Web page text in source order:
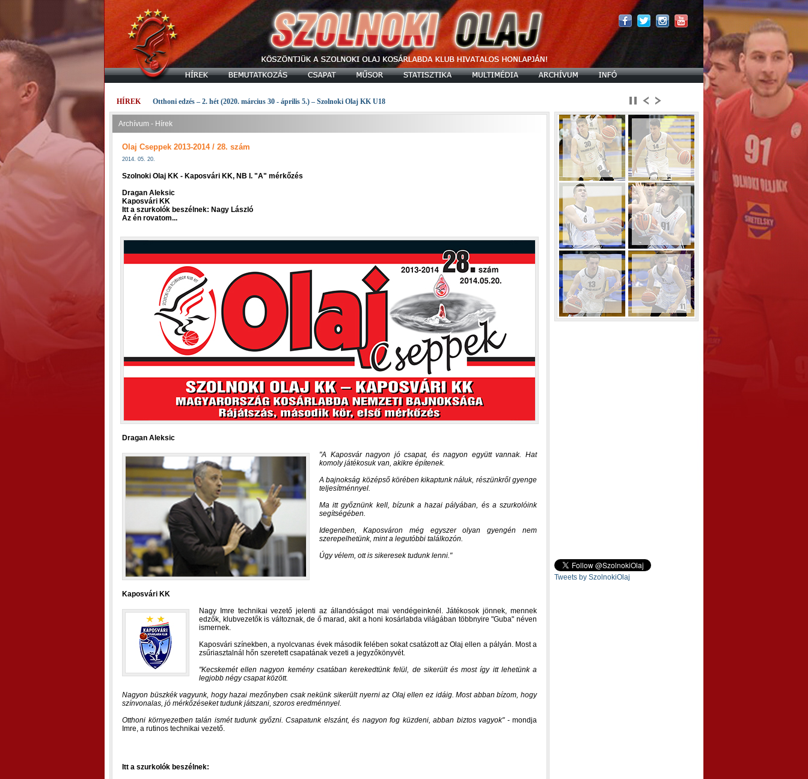
HÍREK Otthoni edzés – 2. hét (2020. március 30 - április 5.) – Szolnoki Olaj KK U18
Archívum - Hírek
Olaj Cseppek 2013-2014 / 28. szám
2014. 05. 20.
Szolnoki Olaj KK - Kaposvári KK, NB I. "A" mérkőzés
Dragan Aleksic
Kaposvári KK
Itt a szurkolók beszélnek: Nagy László
Az én rovatom...
Dragan Aleksic
A Kaposvár nagyon jó csapat, és nagyon együtt vannak. Hat
komoly játékosuk van, akikre építenek.
A bajnokság középső körében kikaptunk náluk, részünkről gyenge
teljesítménnyel.
Ma itt győznünk kell, bízunk a hazai pályában, és a szurkolóink
segítségében.
Idegenben, Kaposváron még egyszer olyan gyengén nem
szerepelhetünk, mint a legutóbbi találkozón.
Úgy vélem, ott is sikeresek tudunk lenni.
Kaposvári KK
Nagy Imre technikai vezető jelenti az állandóságot mai vendégeinknél. Játékosok jönnek, mennek
edzők, klubvezetők is változnak, de ő marad, akit a honi kosárlabda világában többnyire "Guba" néven
ismernek.
Kaposvári színekben, a nyolcvanas évek második felében sokat csatázott az Olaj ellen a pályán. Most a
zsűriasztalnál hőn szeretett csapatának vezeti a jegyzőkönyvét.
Kecskemét ellen nagyon kemény csatában kerekedtünk felül, de sikerült és most így itt lehetünk a
legjobb négy csapat között.
Nagyon büszkék vagyunk, hogy hazai mezőnyben csak nekünk sikerült nyerni az Olaj ellen ez idáig. Most abban bízom, hogy
színvonalas, jó mérkőzéseket tudunk játszani, szoros eredménnyel.
Otthoni környezetben talán ismét tudunk győzni. Csapatunk elszánt, és nagyon fog küzdeni, abban biztos vagyok - mondja
Imre, a rutinos technikai vezető.
Itt a szurkolók beszélnek:
Tweets by SzolnokiOlaj